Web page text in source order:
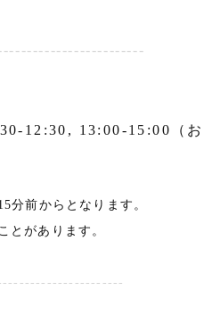
12:30, 13:00-15:00（お
分前からとなります。
とがあります。